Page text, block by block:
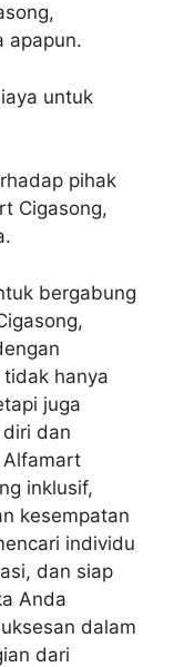
apapun.
untuk
pihak
Cigasong,
bergabung
hanya
juga
dan
Alfamart
inklusif,
kesempatan
individu
dan siap
Anda
dalam
dari